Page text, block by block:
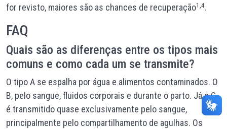
for revisto, maiores são as chances de recuperação1,4.
FAQ
Quais são as diferenças entre os tipos mais
comuns e como cada um se transmite?
O tipo A se espalha por água e alimentos contaminados. O
B, pelo sangue, fluidos corporais e durante o parto. Já o C
é transmitido quase exclusivamente pelo sangue,
principalmente pelo compartilhamento de agulhas. Os